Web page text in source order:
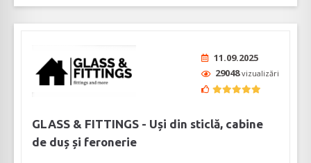
11.09.2025
29048vizualizări
GLASS & FITTINGS - Uși din sticlă, cabine
de duș și feronerie